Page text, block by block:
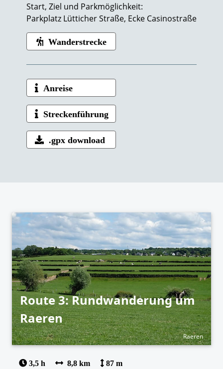
Start, Ziel und Parkmöglichkeit:
Parkplatz Lütticher Straße, Ecke Casinostraße
Wanderstrecke
Anreise
Streckenführung
.gpx download
Route 3: Rundwanderung um
Raeren
Raeren
3,5 h 8,8 km 87 m